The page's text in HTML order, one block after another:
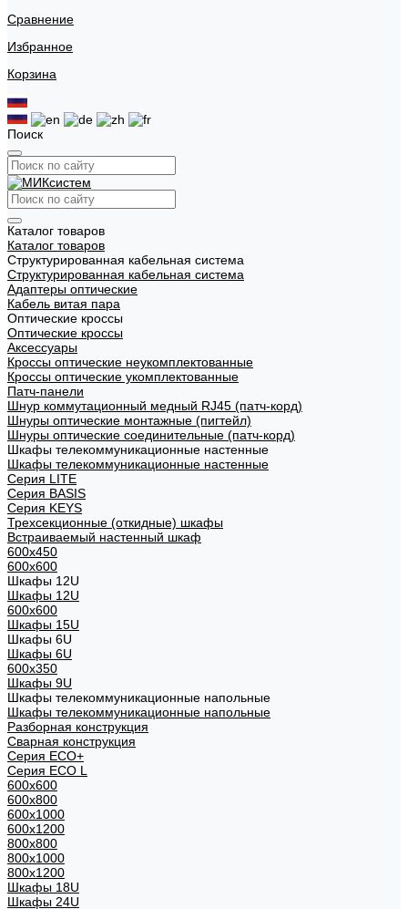
Сравнение
Избранное
Корзина
Поиск
Каталог товаров
Каталог товаров
Структурированная кабельная система
Структурированная кабельная система
Адаптеры оптические
Кабель витая пара
Оптические кроссы
Оптические кроссы
Аксессуары
Кроссы оптические неукомплектованные
Кроссы оптические укомплектованные
Патч-панели
Шнур коммутационный медный RJ45 (патч-корд)
Шнуры оптические монтажные (пигтейл)
Шнуры оптические соединительные (патч-корд)
Шкафы телекоммуникационные настенные
Шкафы телекоммуникационные настенные
Cерия LITE
Cерия BASIS
Cерия KEYS
Трехсекционные (откидные) шкафы
Встраиваемый настенный шкаф
600x450
600x600
Шкафы 12U
Шкафы 12U
600x600
Шкафы 15U
Шкафы 6U
Шкафы 6U
600x350
Шкафы 9U
Шкафы телекоммуникационные напольные
Шкафы телекоммуникационные напольные
Разборная конструкция
Сварная конструкция
Серия ECO+
Серия ECO L
600x600
600x800
600х1000
600х1200
800x800
800х1000
800х1200
Шкафы 18U
Шкафы 24U